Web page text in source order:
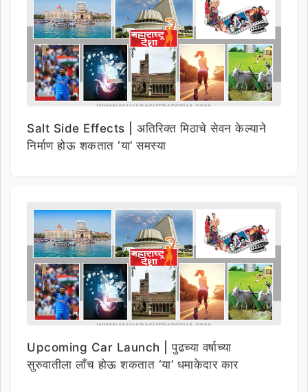
Salt Side Effects | अतिरिक्त मिठाचे सेवन केल्याने
निर्माण होऊ शकतात ‘या’ समस्या
Upcoming Car Launch | पुढच्या वर्षाच्या
सुरुवातीला लाँच होऊ शकतात ‘या’ धमाकेदार कार